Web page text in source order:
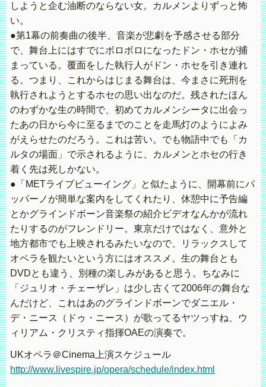
しようと企む油断のならない女。カルメンよりずっと怖
い。
●第1幕の前奏曲の後半、音楽が悲劇を予感させる部分
で、舞台上にはすでにボロボロになったドン・ホセが捕
まっている。覆面をした執行人がドン・ホセを引き連れ
る。つまり、これからはじまる舞台は、今まさに死刑を
執行されようとするホセの思い出なのだ。残されたほん
のわずかな生の時間で、初めてカルメンシータに出会っ
たあの日から今に至るまでのことを走馬灯のようによみ
がえらせたのだろう。これは苦い。でも物語中でも「カ
ルタの場面」で示されるように、カルメンとホセの行き
着く先は死しかない。
●「METライブビューイング」と似たように、開幕前にパ
ッパーノが簡単な案内をしてくれたり、休憩中に予告編
とかグラインドボーン音楽祭の紹介ビデオなんかが流れ
たりするのがフレンドリー。東京だけではなく、意外と
地方都市でも上映されるみたいなので、リラックスして
オペラを観たいという方にはオススメ。生の舞台とも
DVDとも違う、別種の楽しみがあると思う。ちなみに
「ジュリオ・チェーザレ」は少し古くて2006年の舞台な
んだけど、これはあのグラインドボーンでダニエル・
デ・ニース（ドゥ・ニース）が歌ってるヤツっすね、ウ
ィリアム・クリスティ指揮OAEの演奏で。
UKオペラ＠Cinema上演スケジュール
http://www.livespire.jp/opera/schedule/index.html